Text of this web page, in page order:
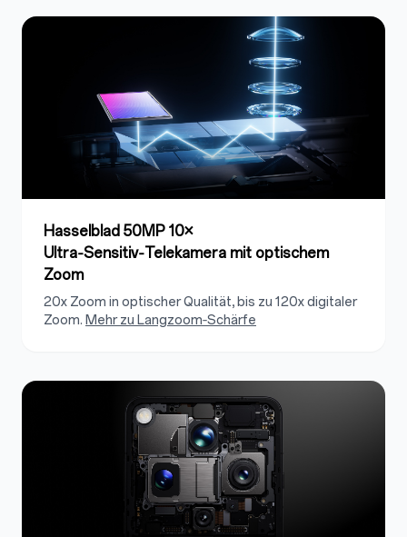
Hasselblad 50MP 10×
Ultra‑Sensitiv‑Telekamera mit optischem
Zoom
20x Zoom in optischer Qualität, bis zu 120x digitaler
Zoom. Mehr zu Langzoom‑Schärfe